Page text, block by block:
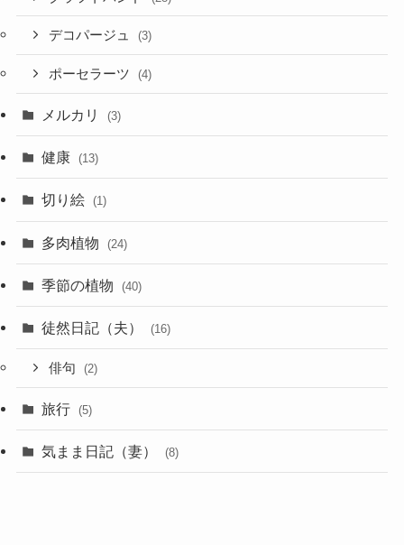
デコパージュ (3)
ポーセラーツ (4)
メルカリ (3)
健康 (13)
切り絵 (1)
多肉植物 (24)
季節の植物 (40)
徒然日記（夫） (16)
俳句 (2)
旅行 (5)
気まま日記（妻） (8)